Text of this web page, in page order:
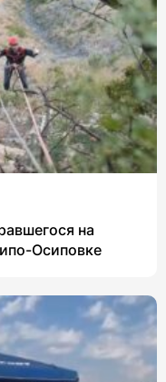
на
Осиповке